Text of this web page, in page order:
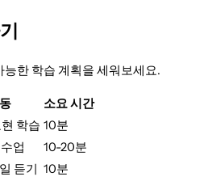
한 학습 계획을 세워보세요.
소요 시간
학습 10분
업
10-20분
듣기 10분